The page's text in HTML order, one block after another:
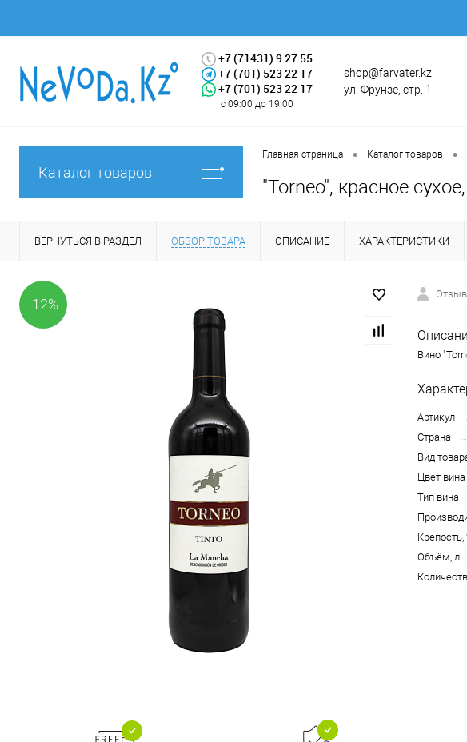
+7 (71431) 9 27 55
+7 (701) 523 22 17
+7 (701) 523 22 17
с 09:00 до 19:00
shop@farvater.kz
ул. Фрунзе, стр. 1
Каталог товаров
Главная страница • Каталог товаров •
"Torneo", красное
ВЕРНУТЬСЯ В РАЗДЕЛ ОБЗОР ТОВАРА ОПИСАНИЕ ХАРАКТЕРИСТИКИ
-12%
Вино
Артикул
Страна
Вид
Цвет вина
Тип вина
Крепость,
Объём, л.